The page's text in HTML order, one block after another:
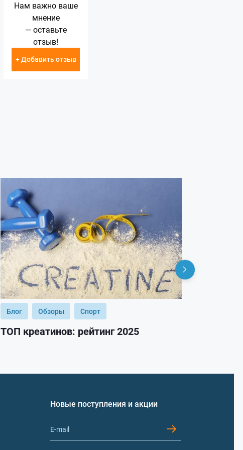
Нам важно ваше
мнение
— оставьте
отзыв!
+ Добавить отзыв
Блог Обзоры Спорт
ТОП креатинов: рейтинг 2025
Новые поступления и акции